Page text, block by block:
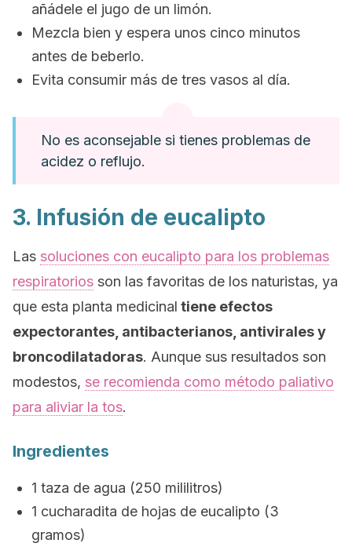
añádele el jugo de un limón.
Mezcla bien y espera unos cinco minutos
antes de beberlo.
Evita consumir más de tres vasos al día.
No es aconsejable si tienes problemas de
acidez o reflujo.
3. Infusión de eucalipto
Las soluciones con eucalipto para los problemas
respiratorios son las favoritas de los naturistas, ya
que esta planta medicinal tiene efectos
expectorantes, antibacterianos, antivirales y
broncodilatadoras. Aunque sus resultados son
modestos, se recomienda como método paliativo
para aliviar la tos.
Ingredientes
1 taza de agua (250 mililitros)
1 cucharadita de hojas de eucalipto (3
gramos)